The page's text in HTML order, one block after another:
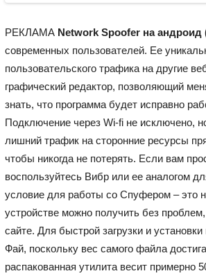
РЕКЛАМА Network Spoofer на
современных пользователей. Ее
пользовательского трафика на другие
графический редактор, позволяющий
знать, что программа будет исправно
Подключение через Wi-fi не исключено,
лишний трафик на сторонние ресурсы
чтобы никогда не потерять. Если вам
воспользуйтесь Вибр или ее аналогом
условие для работы со Спуфером – это
устройстве можно получить без
сайте. Для быстрой загрузки и
Фай, поскольку вес самого файла
распакованная утилита весит